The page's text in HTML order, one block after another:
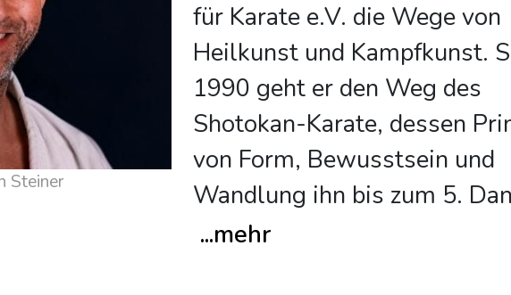
Steiner
für Karate e.V. die Wege von
Heilkunst und Kampfkunst.
1990 geht er den Weg des
Shotokan-Karate, dessen
von Form, Bewusstsein und
Wandlung ihn bis zum 5. Dan
...mehr